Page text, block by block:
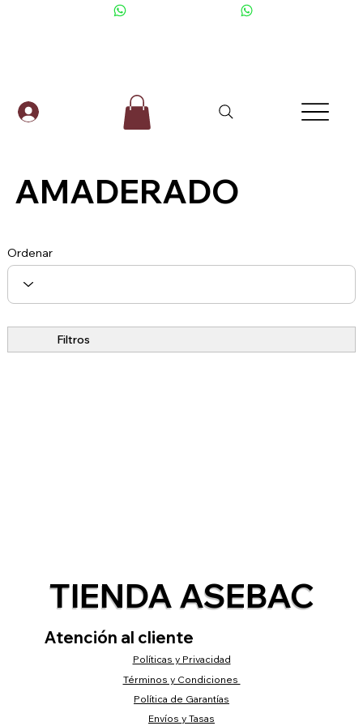
AMADERADO
Filtros
Ordenar
TIENDA ASEBAC
Atención al cliente
Políticas y Privacidad
Términos y Condiciones
Envíos y Tasas
Política de Garantías